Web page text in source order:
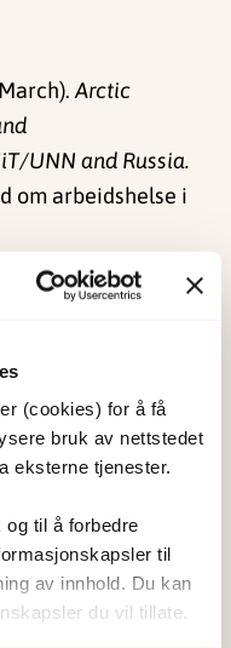
(cookies) for å få
bruk av nettstedet
eksterne tjenester.
til å forbedre
til
av innhold. Du kan
du vil tillate.
Arctic
UNN and Russia.
om arbeidshelse i
og kompetanse
er å bidra
helsemessige og
og traumatisk